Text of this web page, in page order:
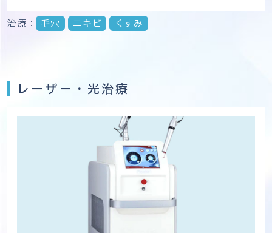
治療： 毛穴 ニキビ くすみ
レーザー・光治療